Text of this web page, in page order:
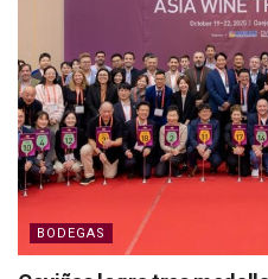
BODEGAS